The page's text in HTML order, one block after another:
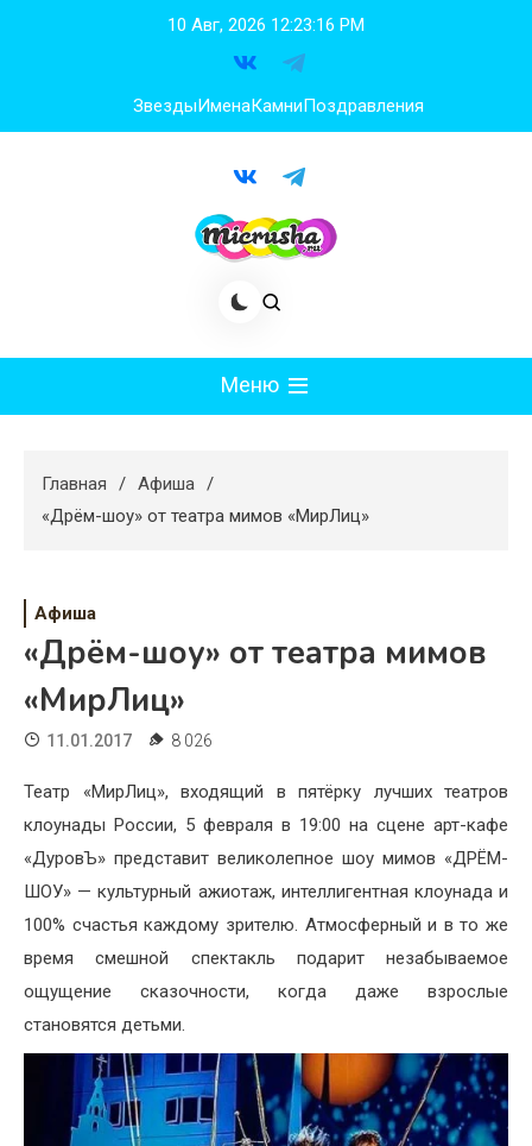
10 Авг, 2026 12:23:17 PM
ЗвездыИменаКамниПоздравления
Меню
Худеем
Свадьба
Дом
Жизнь
Хобби
Красота
Недвижимость
Главная
Афиша
«Дрём-шоу» от театра мимов «МирЛиц»
Афиша
«Дрём-шоу» от театра мимов
«МирЛиц»
11.01.2017 8 026
Театр «МирЛиц», входящий в пятёрку лучших театров
клоунады России, 5 февраля в 19:00 на сцене арт-кафе
«ДуровЪ» представит великолепное шоу мимов «ДРЁМ-
ШОУ» — культурный ажиотаж, интеллигентная клоунада и
100% счастья каждому зрителю. Атмосферный и в то же
время смешной спектакль подарит незабываемое
ощущение сказочности, когда даже взрослые
становятся детьми.